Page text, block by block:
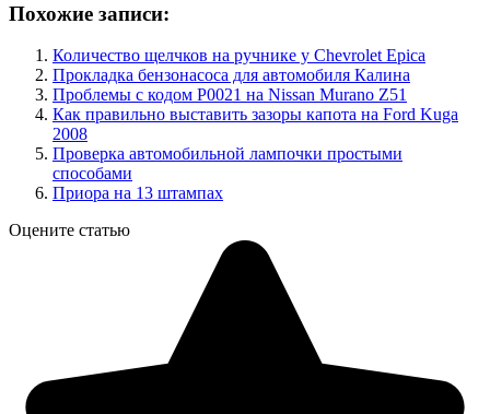
Похожие записи:
Количество щелчков на ручнике у Chevrolet Epica
Прокладка бензонасоса для автомобиля Калина
Проблемы с кодом P0021 на Nissan Murano Z51
Как правильно выставить зазоры капота на Ford Kuga
2008
Проверка автомобильной лампочки простыми
способами
Приора на 13 штампах
Оцените статью